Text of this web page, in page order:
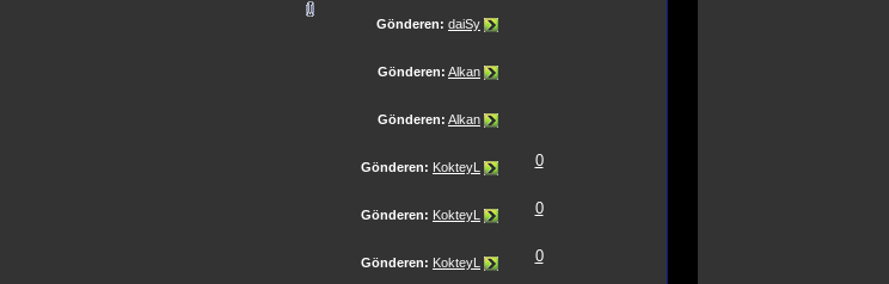
Gönderen: daiSy
Gönderen: Alkan
Gönderen: Alkan
Gönderen: KokteyL 0
Gönderen: KokteyL 0
Gönderen: KokteyL 0